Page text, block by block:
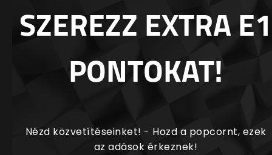
SZEREZZ EXTRA E1
PONTOKAT!
Nézd közvetítéseinket! - Hozd a popcornt, ezek
az adások érkeznek!